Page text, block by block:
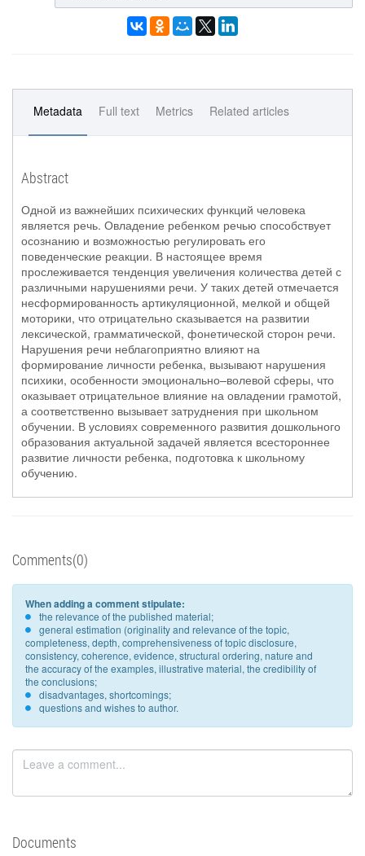
Metadata Full text Metrics Related articles
Abstract
Одной из важнейших психических функций человека
является речь. Овладение ребенком речью способствует
осознанию и возможностью регулировать его
поведенческие реакции. В настоящее время
прослеживается тенденция увеличения количества детей с
различными нарушениями речи. У таких детей отмечается
несформированность артикуляционной, мелкой и общей
моторики, что отрицательно сказывается на развитии
лексической, грамматической, фонетической сторон речи.
Нарушения речи неблагоприятно влияют на
формирование личности ребенка, вызывают нарушения
психики, особенности эмоционально–волевой сферы, что
оказывает отрицательное влияние на овладении грамотой,
а соответственно вызывает затруднения при школьном
обучении. В условиях современного развития дошкольного
образования актуальной задачей является всестороннее
развитие личности ребенка, подготовка к школьному
обучению.
Comments(0)
When adding a comment stipulate:
the relevance of the published material;
general estimation (originality and relevance of the topic,
completeness, depth, comprehensiveness of topic disclosure,
consistency, coherence, evidence, structural ordering, nature and
the accuracy of the examples, illustrative material, the credibility of
the conclusions;
disadvantages, shortcomings;
questions and wishes to author.
Documents